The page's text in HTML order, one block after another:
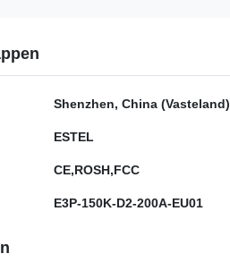
Shenzhen, China (Vasteland)
ESTEL
CE,ROSH,FCC
E3P-150K-D2-200A-EU01